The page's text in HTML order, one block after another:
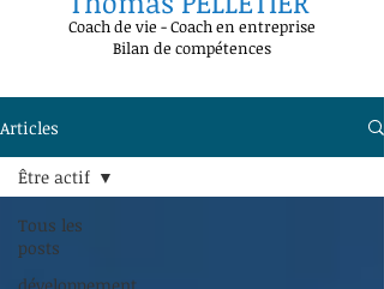
Coach de vie -Coach en entreprise
Bilan de compétences
Articles
Tous les
posts
Être actif